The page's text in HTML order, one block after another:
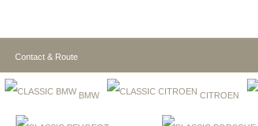
Contact & Route
BMW CITROEN